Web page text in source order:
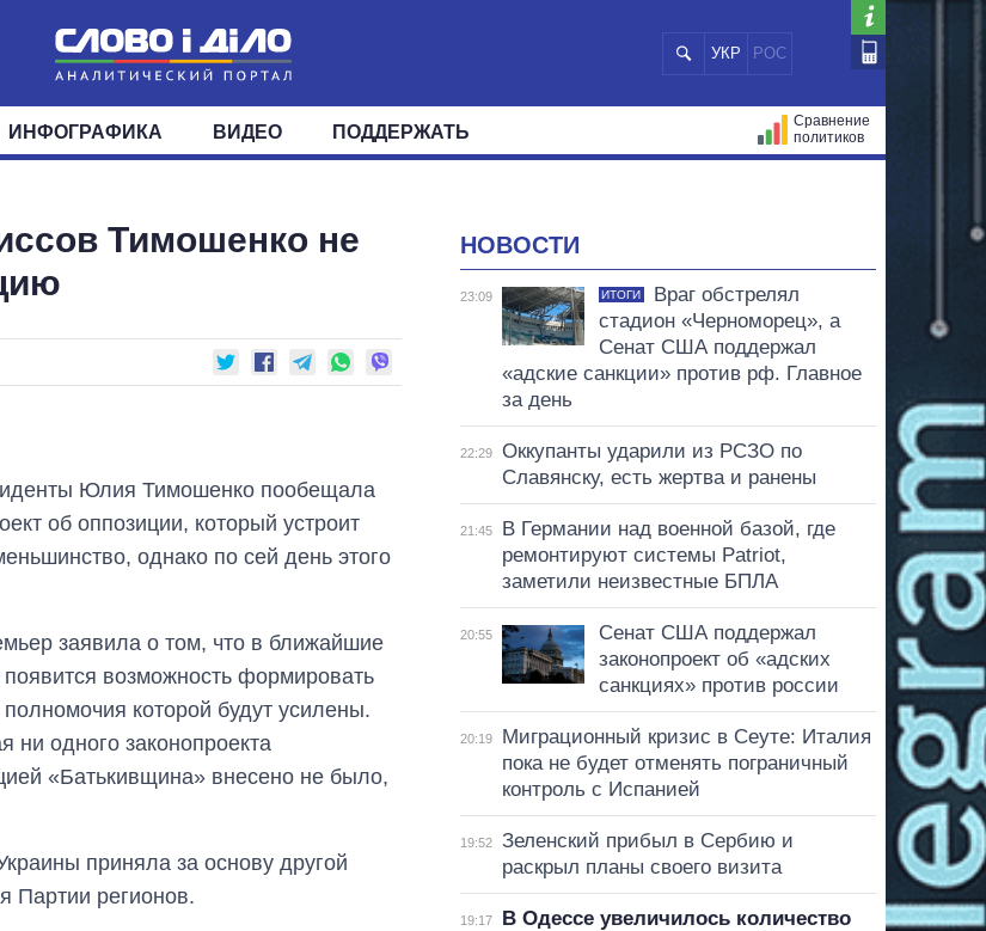
УКР РОС
ПОЛИТИКА ЭКОНОМИКА ОБЩЕСТВО МИР
ДЕПУТАТЫ КОМИТЕТЫ ФРАКЦИИ ОКРУГА
ИНФОГРАФИКА ВИДЕО ПОДДЕРЖАТЬ
Сравнение
политиков
Тимошенко не
Юлия Тимошенко пообещала
об оппозиции, который устроит
однако по сей день этого
заявила о том, что в ближайшие
возможность формировать
которой будут усилены.
ни одного законопроекта
«Батькивщина» внесено не было,
приняла за основу другой
Партии регионов.
НОВОСТИ
23:09 ИТОГИ
Враг обстрелял
стадион «Черноморец», а
Сенат США поддержал
«адские санкции» против рф. Главное
за день
22:29
Оккупанты ударили из РСЗО по
Славянску, есть жертва и ранены
21:45
В Германии над военной базой, где
ремонтируют системы Patriot,
заметили неизвестные БПЛА
20:55
Сенат США поддержал
законопроект об «адских
санкциях» против россии
20:19
Миграционный кризис в Сеуте: Италия
пока не будет отменять пограничный
контроль с Испанией
19:52
Зеленский прибыл в Сербию и
раскрыл планы своего визита
19:17
В Одессе увеличилось количество